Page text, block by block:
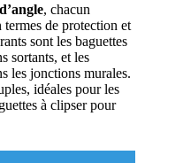
, chacun
termes de protection et
sont les baguettes
sortants, et les
les jonctions murales.
idéales pour les
à clipser pour